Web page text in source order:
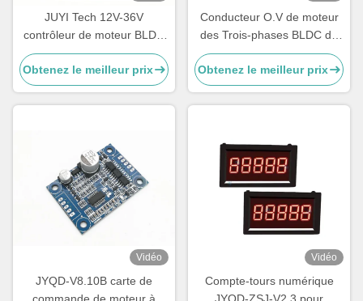
JUYI Tech 12V-36V
contrôleur de moteur BLDC
double pour deux moteurs
BLDC avec fonction de
freinage et contrôle PWM
Obtenez le meilleur prix
Conducteur O.V de moteur
des Trois-phases BLDC de
JUYI JYQD-6.5E/fréquence
1-20KHZ de L.V Protection
PWM
Obtenez le meilleur prix
Vidéo
JYQD-V8.10B carte de
commande de moteur à
Vidéo
Compte-tours numérique
JYQD-ZSJ-V2.3 pour